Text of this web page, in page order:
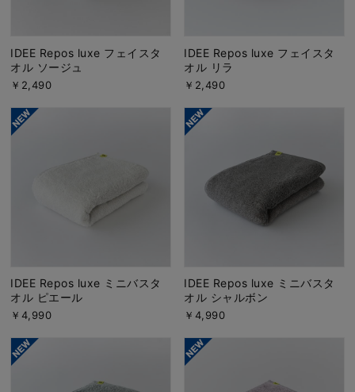
IDEE Repos luxe フェイスタ
オル ソージュ
￥2,490
IDEE Repos luxe フェイスタ
オル リラ
￥2,490
IDEE Repos luxe ミニバスタ
オル ピエール
￥4,990
IDEE Repos luxe ミニバスタ
オル シャルボン
￥4,990